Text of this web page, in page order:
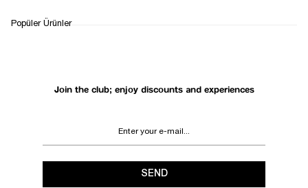
RETURN AND EXCHANGE
Join the club; enjoy discounts and experiences
SEND
Popüler Ürünler